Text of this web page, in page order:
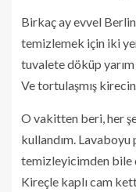
Birkaç ay evvel
temizlemek için iki
tuvalete döküp
Ve tortulaşmış
O vakitten beri, her
kullandım.
temizleyicimden bile
Kireçle kaplı cam